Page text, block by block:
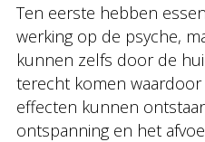
Ten eerste hebben
werking op de psyche,
kunnen zelfs door de
terecht komen
effecten kunnen
ontspanning en het